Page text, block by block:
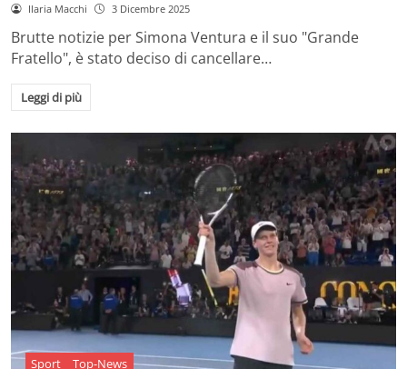
Ilaria Macchi 3 Dicembre 2025
Brutte notizie per Simona Ventura e il suo "Grande
Fratello", è stato deciso di cancellare…
Leggi di più
Sport Top-News